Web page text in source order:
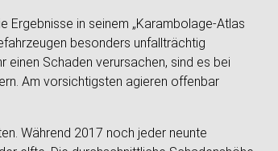
Ergebnisse in seinem „Karambolage-Atlas
besonders unfallträchtig
einen Schaden verursachen, sind es bei
Am vorsichtigsten agieren offenbar
Während 2017 noch jeder neunte